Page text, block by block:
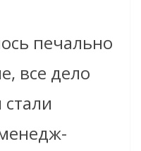
печально
все дело